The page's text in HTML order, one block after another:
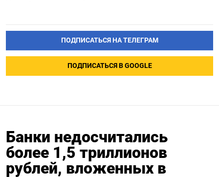
ПОДПИСАТЬСЯ НА ТЕЛЕГРАМ
ПОДПИСАТЬСЯ В GOOGLE
Банки недосчитались
более 1,5 триллионов
рублей, вложенных в